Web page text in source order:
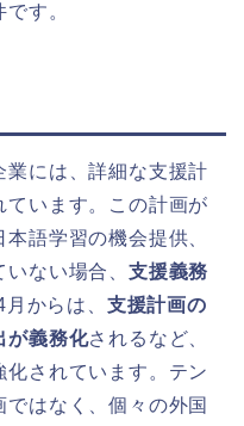
す。
には、詳細な支援計
います。この計画が
語学習の機会提供、
ない場合、 支援義務
からは、 支援計画の
が義務化されるなど、
されています。テン
はなく、個々の外国